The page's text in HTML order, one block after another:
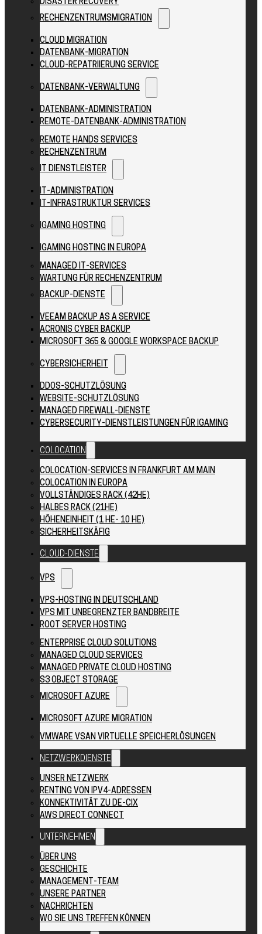
DISASTER RECOVERY
RECHENZENTRUMSMIGRATION
CLOUD MIGRATION
DATENBANK-MIGRATION
CLOUD-REPATRIIERUNG SERVICE
DATENBANK-VERWALTUNG
DATENBANK-ADMINISTRATION
REMOTE-DATENBANK-ADMINISTRATION
REMOTE HANDS SERVICES
RECHENZENTRUM
IT DIENSTLEISTER
IT-ADMINISTRATION
IT-INFRASTRUKTUR SERVICES
IGAMING HOSTING
IGAMING HOSTING IN EUROPA
MANAGED IT-SERVICES
WARTUNG FÜR RECHENZENTRUM
BACKUP-DIENSTE
VEEAM BACKUP AS A SERVICE
ACRONIS CYBER BACKUP
MICROSOFT 365 & GOOGLE WORKSPACE BACKUP
CYBERSICHERHEIT
DDOS-SCHUTZLÖSUNG
WEBSITE-SCHUTZLÖSUNG
MANAGED FIREWALL-DIENSTE
CYBERSECURITY-DIENSTLEISTUNGEN FÜR IGAMING
COLOCATION
COLOCATION-SERVICES IN FRANKFURT AM MAIN
COLOCATION IN EUROPA
VOLLSTÄNDIGES RACK (42HE)
HALBES RACK (21HE)
HÖHENEINHEIT (1 HE- 10 HE)
SICHERHEITSKÄFIG
CLOUD-DIENSTE
VPS
VPS-HOSTING IN DEUTSCHLAND
VPS MIT UNBEGRENZTER BANDBREITE
ROOT SERVER HOSTING
ENTERPRISE CLOUD SOLUTIONS
MANAGED CLOUD SERVICES
MANAGED PRIVATE CLOUD HOSTING
S3 OBJECT STORAGE
MICROSOFT AZURE
MICROSOFT AZURE MIGRATION
VMWARE VSAN VIRTUELLE SPEICHERLÖSUNGEN
NETZWERKDIENSTE
UNSER NETZWERK
RENTING VON IPV4-ADRESSEN
KONNEKTIVITÄT ZU DE-CIX
AWS DIRECT CONNECT
UNTERNEHMEN
ÜBER UNS
GESCHICHTE
MANAGEMENT-TEAM
UNSERE PARTNER
NACHRICHTEN
WO SIE UNS TREFFEN KÖNNEN